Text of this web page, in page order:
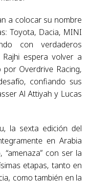
a colocar su nombre
Toyota, Dacia, MINI
con verdaderos
Rajhi espera volver a
Overdrive Racing,
confiando sus
Al Attiyah y Lucas
la sexta edición del
en Arabia
con ser la
etapas, tanto en
como también en la